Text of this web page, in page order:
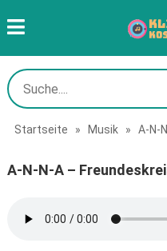
Startseite » Musik » A-N-
A-N-N-A –